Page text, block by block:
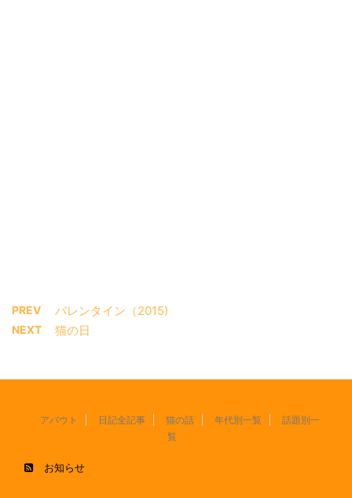
PREV バレンタイン（2015)
NEXT 猫の日
アバウト 日記全記事 猫の話 年代別一覧
話題別一
覧
お知らせ